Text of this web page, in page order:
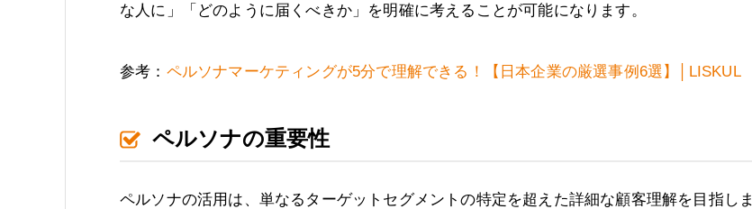
な人に」「どのように届くべきか」を明確に考えることが可能になります。
参考： ペルソナマーケティングが5分で理解できる！【日本企業の厳選事例6選】│LISKUL
ペルソナの重要性
ペルソナの活用は、単なるターゲットセグメントの特定を超えた詳細な顧客理解を目指しま